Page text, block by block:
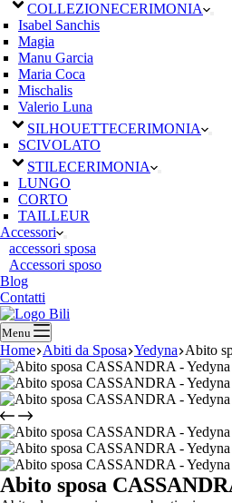
COLLEZIONECERIMONIA
Isabel Sanchis
Magia
Manu Garcia
Maria Coca
Mischalis
Valerio Luna
SILHOUETTECERIMONIA
SCIVOLATO
STILECERIMONIA
LUNGO
CORTO
TAILLEUR
Accessori
accessori sposa
Accessori sposo
Blog
Contatti
Menu
Home Abiti da Sposa Yedyna Abito
Abito sposa